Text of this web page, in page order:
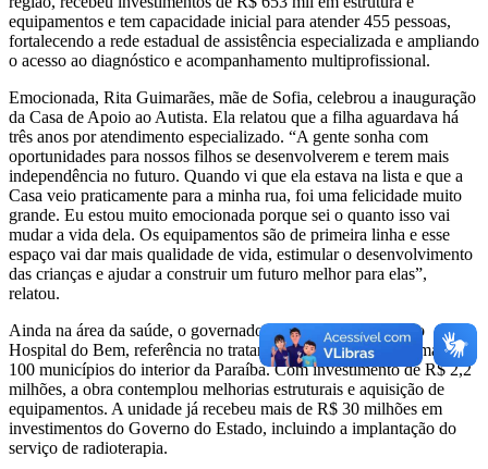
equipamentos e tem capacidade inicial para atender 455 pessoas,
fortalecendo a rede estadual de assistência especializada e ampliando
o acesso ao diagnóstico e acompanhamento multiprofissional.
Emocionada, Rita Guimarães, mãe de Sofia, celebrou a inauguração
da Casa de Apoio ao Autista. Ela relatou que a filha aguardava há
três anos por atendimento especializado. “A gente sonha com
oportunidades para nossos filhos se desenvolverem e terem mais
independência no futuro. Quando vi que ela estava na lista e que a
Casa veio praticamente para a minha rua, foi uma felicidade muito
grande. Eu estou muito emocionada porque sei o quanto isso vai
mudar a vida dela. Os equipamentos são de primeira linha e esse
espaço vai dar mais qualidade de vida, estimular o desenvolvimento
das crianças e ajudar a construir um futuro melhor para elas”,
relatou.
Ainda na área da saúde, o governador entregou a reforma do
Hospital do Bem, referência no tratamento oncológico para mais de
100 municípios do interior da Paraíba. Com investimento de R$ 2,2
milhões, a obra contemplou melhorias estruturais e aquisição de
equipamentos. A unidade já recebeu mais de R$ 30 milhões em
investimentos do Governo do Estado, incluindo a implantação do
serviço de radioterapia.